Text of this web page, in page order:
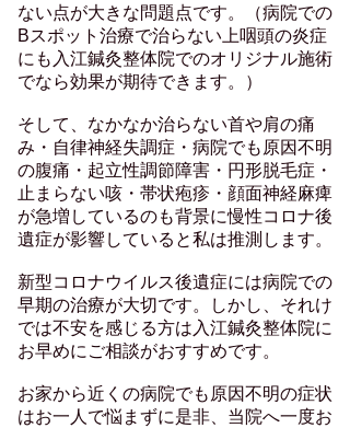
ない点が大きな問題点です。（病院での
Bスポット治療で治らない上咽頭の炎症
にも入江鍼灸整体院でのオリジナル施術
でなら効果が期待できます。）
そして、なかなか治らない首や肩の痛
み・自律神経失調症・病院でも原因不明
の腹痛・起立性調節障害・円形脱毛症・
止まらない咳・帯状疱疹・顔面神経麻痺
が急増しているのも背景に慢性コロナ後
遺症が影響していると私は推測します。
新型コロナウイルス後遺症には病院での
早期の治療が大切です。しかし、それけ
では不安を感じる方は入江鍼灸整体院に
お早めにご相談がおすすめです。
お家から近くの病院でも原因不明の症状
はお一人で悩まずに是非、当院へ一度お